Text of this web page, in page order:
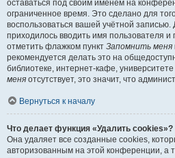
оставаться под своим именем на
ограниченное время. Это сделано для
воспользоваться вашей учётной записью.
приходилось вводить имя пользователя
отметить флажком пункт Запомнить меня
рекомендуется делать это на
библиотеке, интернет-кафе, университете
меня отсутствует, это значит, что
Вернуться к началу
Что делает функция «Удалить cookies»?
Она удаляет все созданные cookies,
авторизованным на этой конференции, а